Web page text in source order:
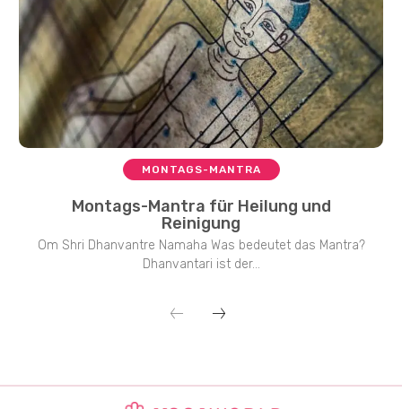
MONTAGS-MANTRA
Montags-Mantra für Heilung und
Reinigung
Om Shri Dhanvantre Namaha Was bedeutet das Mantra?
Dhanvantari ist der...